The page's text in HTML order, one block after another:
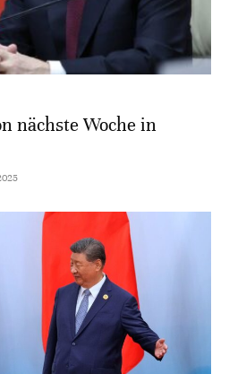
nächste Woche in